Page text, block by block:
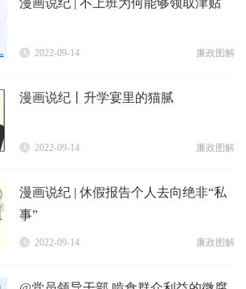
2022-09-14 廉政图解
漫画说纪丨升学宴里的猫腻
2022-09-14 廉政图解
漫画说纪 | 休假报告个人去向绝非“私
事”
2022-09-14 廉政图解